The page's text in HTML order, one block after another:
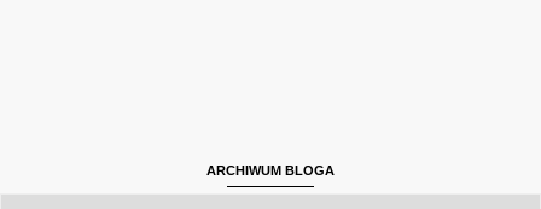
ARCHIWUM BLOGA